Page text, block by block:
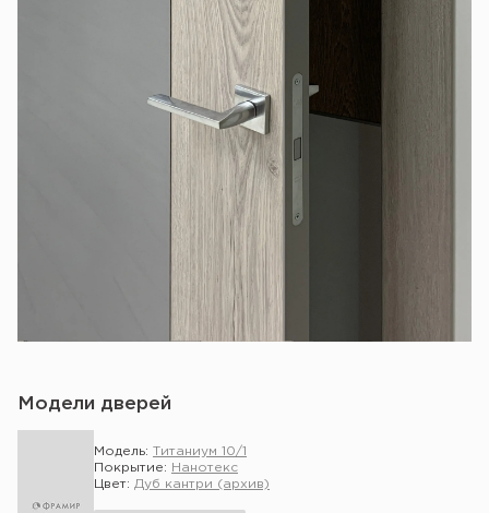
Модели дверей
Модель: Титаниум 10/1
Покрытие:
Нанотекс
Цвет: Дуб кантри (архив)